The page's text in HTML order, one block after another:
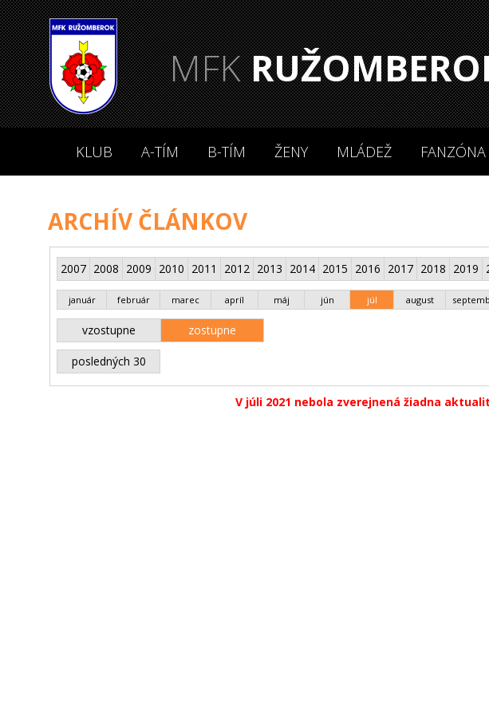
MFK
KLUB A-TÍM B-TÍM ŽENY MLÁDEŽ FANZÓNA
ARCHÍV ČLÁNKOV
2007 2008 2009 2010 2011 2012 2013 2014 2015 2016 2017 2018 2019
január február marec apríl máj jún júl august
vzostupne zostupne
posledných 30
V júli 2021 nebola zverejnená žiadna